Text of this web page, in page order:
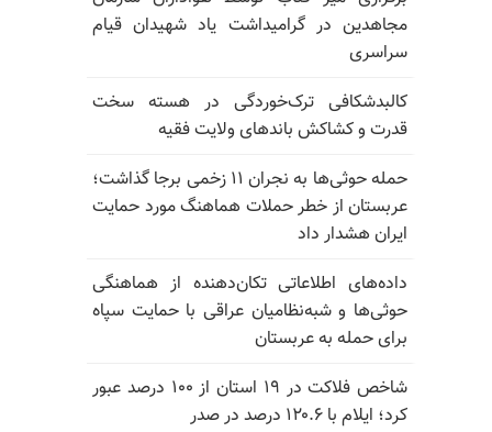
مجاهدین در گرامیداشت یاد شهیدان قیام
سراسری
کالبدشکافی ترک‌خوردگی در هسته سخت
قدرت و کشاکش باندهای ولایت فقیه
حمله حوثی‌ها به نجران ۱۱ زخمی برجا گذاشت؛
عربستان از خطر حملات هماهنگ مورد حمایت
ایران هشدار داد
داده‌های اطلاعاتی تکان‌دهنده از هماهنگی
حوثی‌ها و شبه‌نظامیان عراقی با حمایت سپاه
برای حمله به عربستان
شاخص فلاکت در ۱۹ استان از ۱۰۰ درصد عبور
کرد؛ ایلام با ۱۲۰.۶ درصد در صدر